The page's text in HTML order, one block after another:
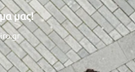
2027 το Παλαιό
μας!